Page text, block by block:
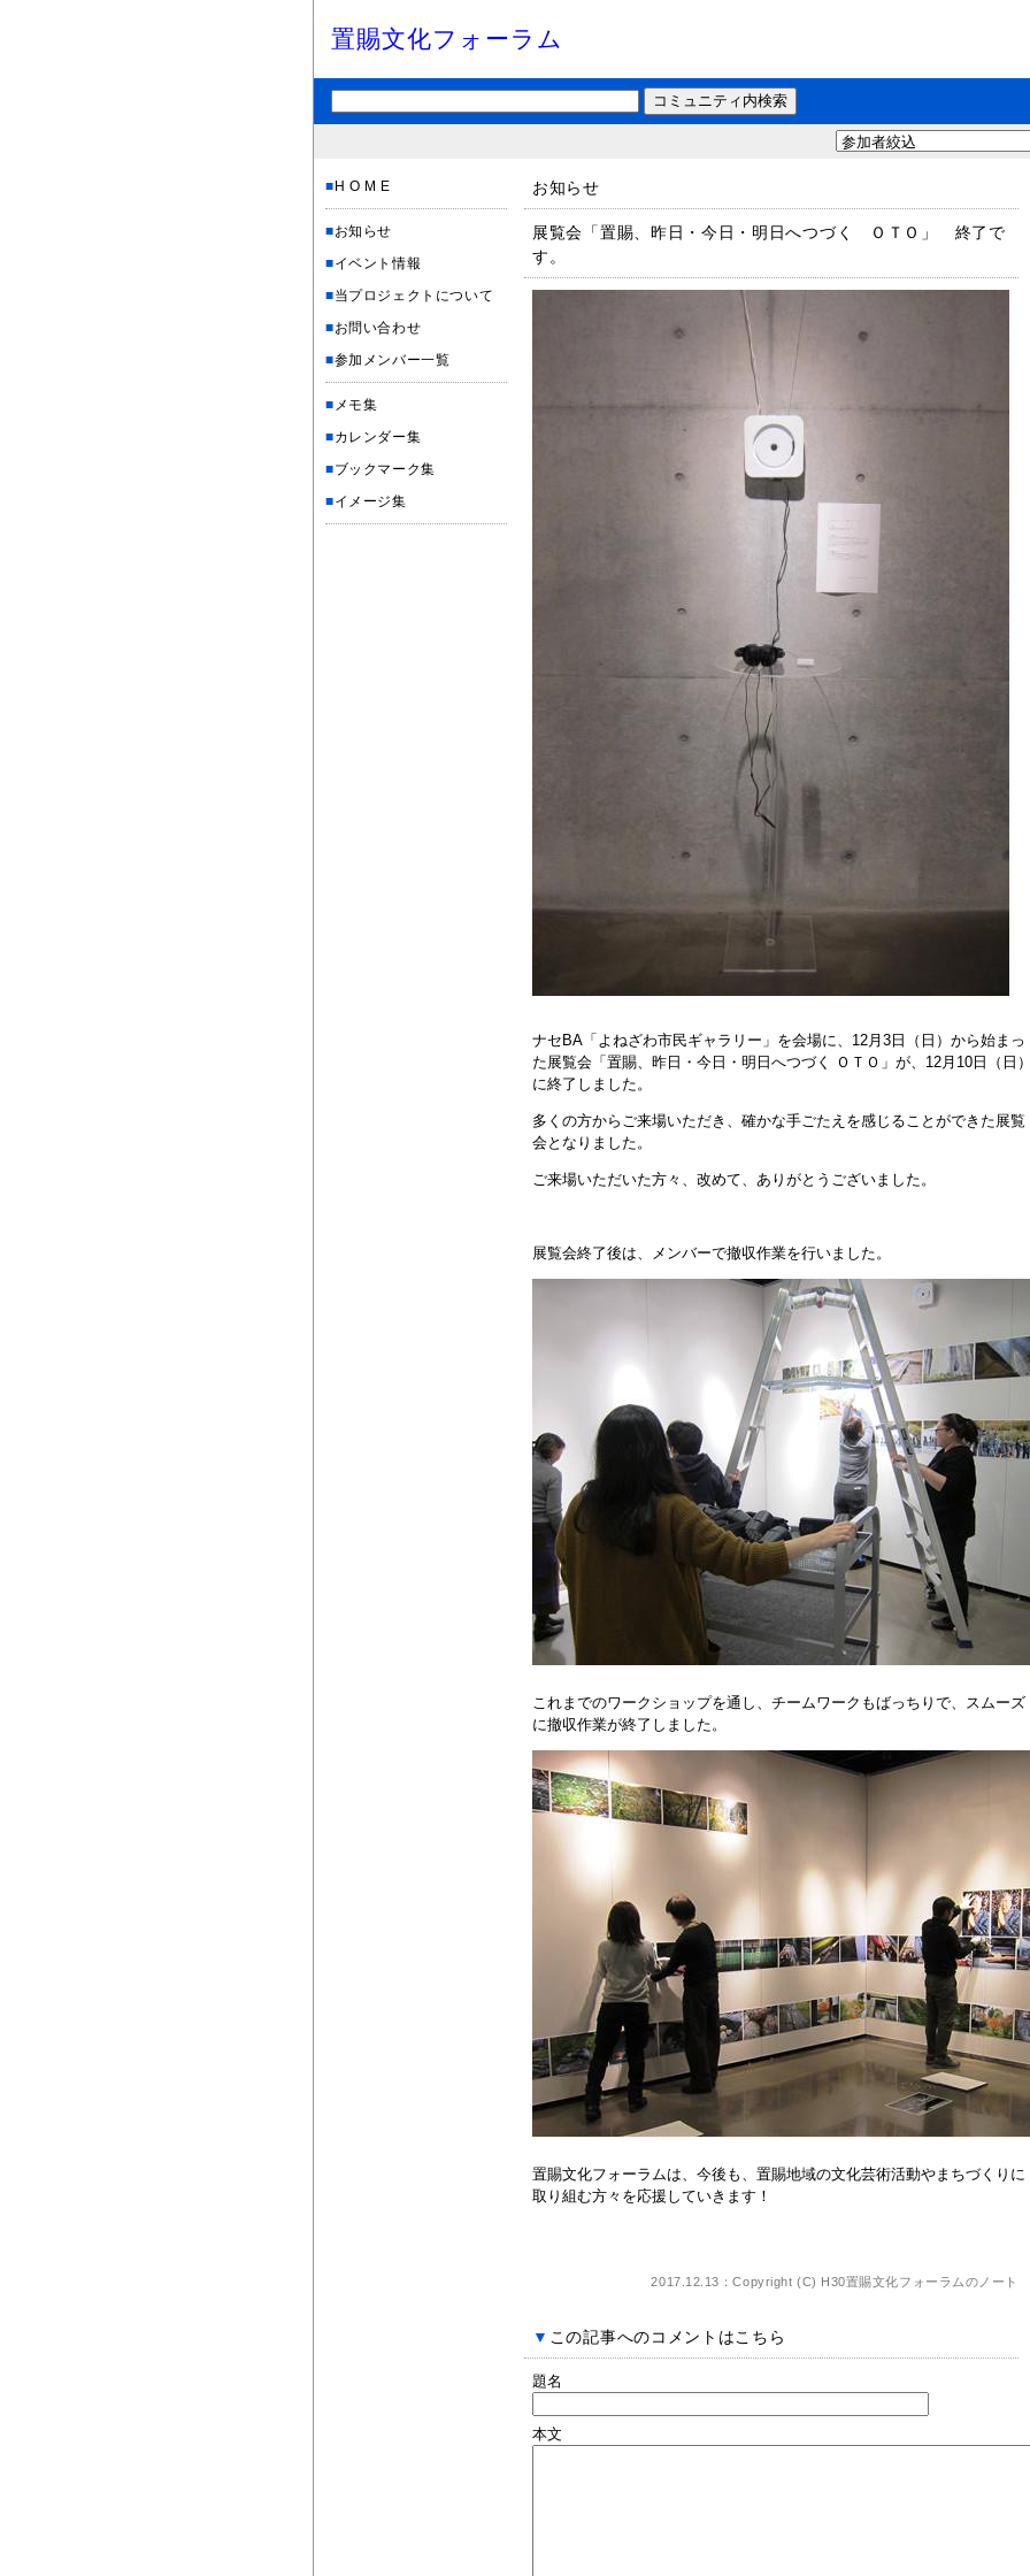
置賜文化フォーラム
■ H O M E
■お知らせ
■イベント情報
■当プロジェクトについて
■お問い合わせ
■参加メンバー一覧
■ メモ集
■カレンダー集
■ブックマーク集
■イメージ集
お知らせ
展覧会「置賜、昨日・今日・明日へつづく ＯＴＯ」 終了で
す。
ナセBA「よねざわ市民ギャラリー」を会場に、12月3日（日）から始まっ
た展覧会「置賜、昨日・今日・明日へつづく ＯＴＯ」が、12月10日（日
に終了しました。
多くの方からご来場いただき、確かな手ごたえを感じることができた展覧
会となりました。
ご来場いただいた方々、改めて、ありがとうございました。
展覧会終了後は、メンバーで撤収作業を行いました。
これまでのワークショップを通し、チームワークもばっちりで、スムーズ
に撤収作業が終了しました。
置賜文化フォーラムは、今後も、置賜地域の文化芸術活動やまちづくりに
取り組む方々を応援していきます！
2017.12.13：Copyright (C) H30置賜文化フォーラムのノート
▼ この記事へのコメントはこちら
題名
本文